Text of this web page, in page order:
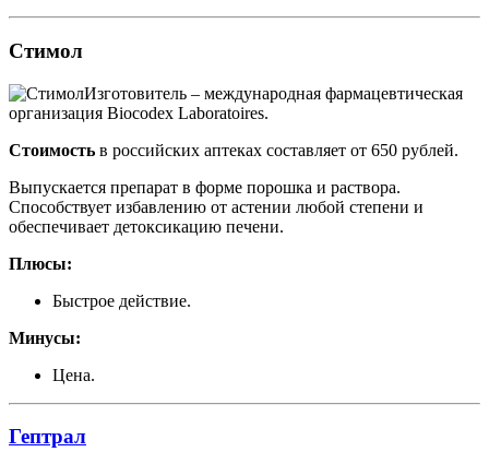
Стимол
Изготовитель – международная фармацевтическая
организация Biocodex Laboratoires.
Стоимость в российских аптеках составляет от 650 рублей.
Выпускается препарат в форме порошка и раствора.
Способствует избавлению от астении любой степени и
обеспечивает детоксикацию печени.
Плюсы:
Быстрое действие.
Минусы:
Цена.
Гептрал